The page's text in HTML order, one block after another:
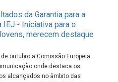
da Garantia para a
IEJ - Iniciativa para o
merecem destaque
outubro a Comissão Europeia
onde destaca os
alcançados no âmbito das